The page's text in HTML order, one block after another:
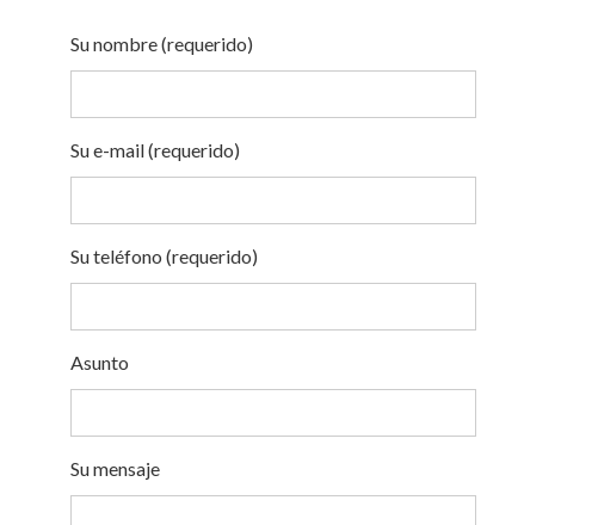
Su nombre (requerido)
Su e-mail (requerido)
Su teléfono (requerido)
Asunto
Su mensaje